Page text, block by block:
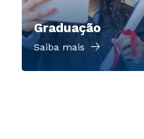
Graduação
Saiba mais